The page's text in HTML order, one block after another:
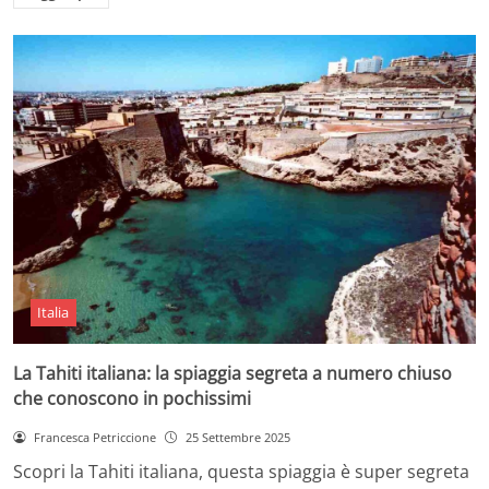
Italia
La Tahiti italiana: la spiaggia segreta a numero chiuso
che conoscono in pochissimi
Francesca Petriccione 25 Settembre 2025
Scopri la Tahiti italiana, questa spiaggia è super segreta